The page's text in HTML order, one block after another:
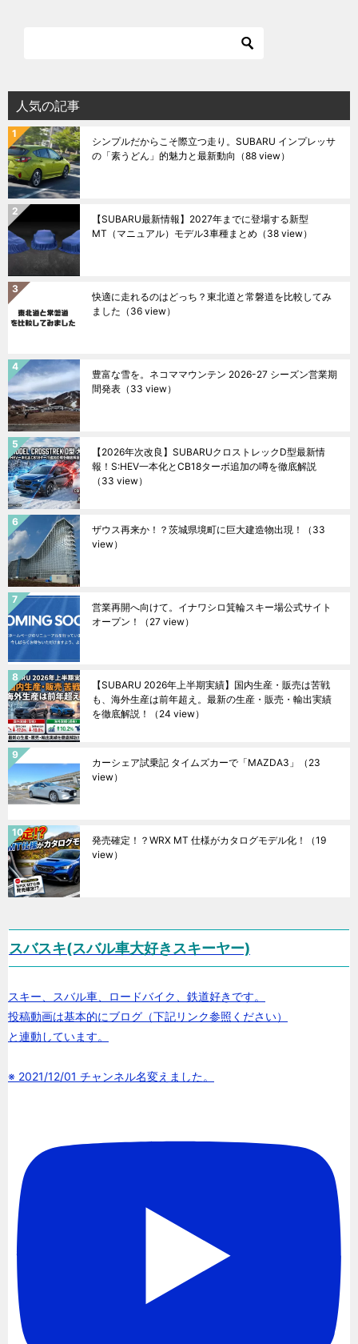
人気の記事
シンプルだからこそ際立つ走り。SUBARU インプレッサ
の「素うどん」的魅力と最新動向 （88 view）
【SUBARU最新情報】2027年までに登場する新型
MT（マニュアル）モデル3車種まとめ （38 view）
快適に走れるのはどっち？東北道と常磐道を比較してみ
ました （36 view）
豊富な雪を。ネコママウンテン 2026-27 シーズン営業期
間発表 （33 view）
【2026年次改良】SUBARUクロストレックD型最新情
報！S:HEV一本化とCB18ターボ追加の噂を徹底解説
（33 view）
ザウス再来か！？茨城県境町に巨大建造物出現！
（33
view）
営業再開へ向けて。イナワシロ箕輪スキー場公式サイト
オープン！
（27 view）
【SUBARU 2026年上半期実績】国内生産・販売は苦戦
も、海外生産は前年超え。最新の生産・販売・輸出実績
を徹底解説！
（24 view）
カーシェア試乗記 タイムズカーで「MAZDA3」
（23
view）
発売確定！？WRX MT 仕様がカタログモデル化！
（19
view）
スバスキ(スバル車大好きスキーヤー)
スキー、スバル車、ロードバイク、鉄道好きです。
投稿動画は基本的にブログ（下記リンク参照ください）
と連動しています。
※ 2021/12/01 チャンネル名変えました。